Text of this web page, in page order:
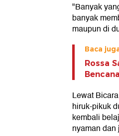
"Banyak
banyak
maupun di
Baca
Rossa
Lewat
hiruk-pikuk
kembali
nyaman dan